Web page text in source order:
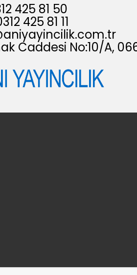
425 81 50
425 81 11
Caddesi No:10/A,